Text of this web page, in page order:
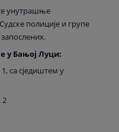
унутрашње
полиције и групе
у Бањој Луци:
са сједиштем у
2